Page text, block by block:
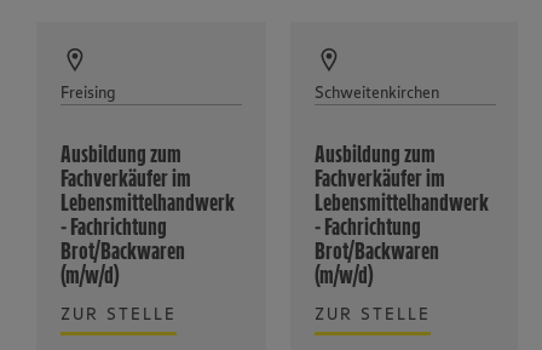
Freising
Ausbildung zum
Fachverkäufer im
Lebensmittelhandwerk
- Fachrichtung
Brot/Backwaren
(m/w/d)
ZUR STELLE
Schweitenkirchen
Ausbildung zum
Fachverkäufer im
Lebensmittelhandwerk
- Fachrichtung
Brot/Backwaren
(m/w/d)
ZUR STELLE